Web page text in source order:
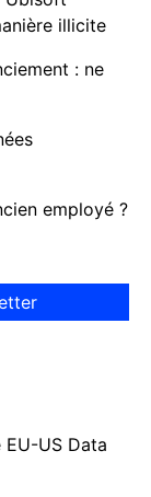
illicite
: ne
employé ?
US Data